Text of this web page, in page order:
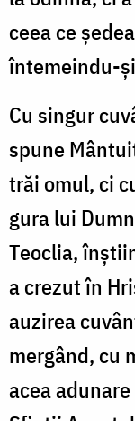
ceea ce
întemeindu-
Cu singur
spune
trăi omul, ci
gura lui
Teoclia,
a crezut în
auzirea
mergând, cu
acea